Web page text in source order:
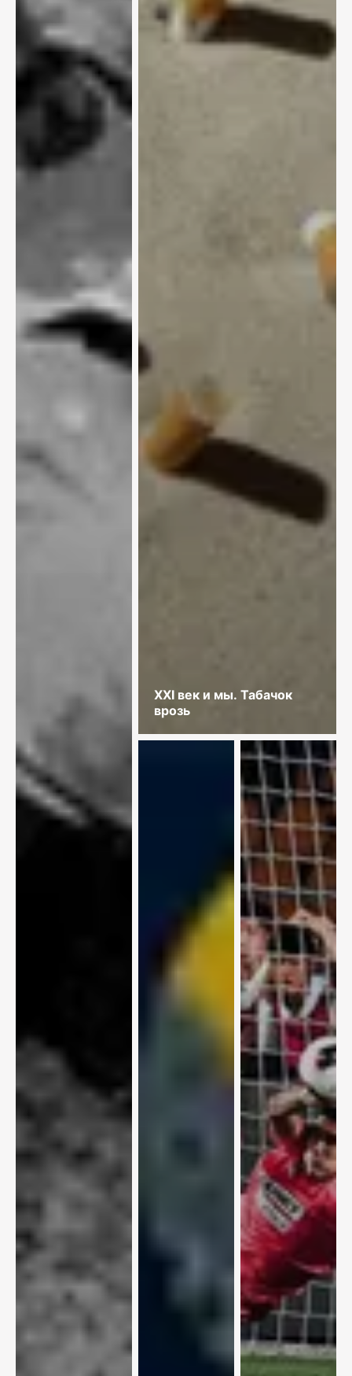
XXI век и мы. Табачок
врозь